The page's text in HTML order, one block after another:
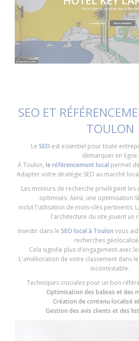
SEO ET
TOULON
Le SEO est essentiel pour toute
démarquer en ligne.
À Toulon, le référencement local permet
Adapter votre stratégie SEO au marché
Les moteurs de recherche privilégient les
optimisés. Ainsi, une optimisation
inclut l'utilisation de mots-clés pertinents.
l'architecture du site jouent un
Investir dans le SEO local à Toulon vous
recherches
Cela signifie plus d'engagement avec
L'amélioration de votre classement dans
incontestable.
Techniques cruciales pour un bon
Optimisation des balises et des
Création de contenu localisé
Gestion des avis clients et des